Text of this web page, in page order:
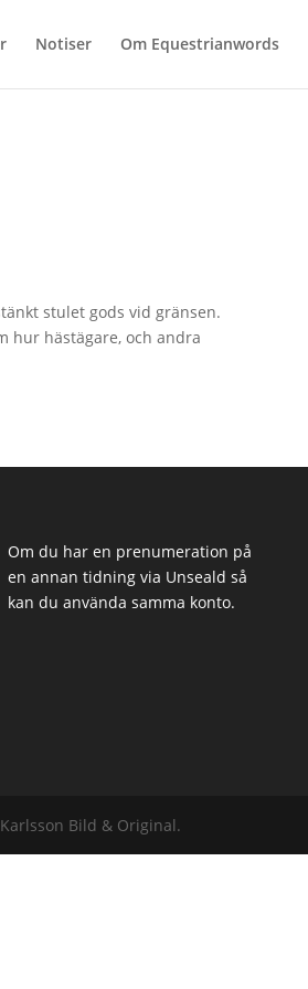
Notiser Om Equestrianwords
stulet gods vid gränsen.
hur hästägare, och andra
Om du har en prenumeration på
en annan tidning via Unseald så
kan du använda samma konto.
Bild & Original.